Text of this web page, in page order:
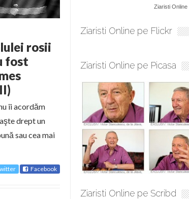
rosii
fost
îi acordăm
drept un
sau cea mai
Facebook
Ziaristi Online
Ziaristi Online pe Flickr
Ziaristi Online pe Picasa
Ziaristi Online pe Scribd